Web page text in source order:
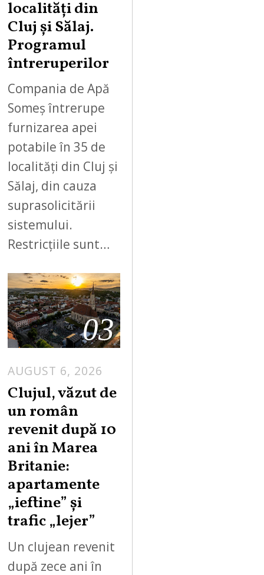
localități din
Cluj și Sălaj.
Programul
întreruperilor
Compania de Apă
Someș întrerupe
furnizarea apei
potabile în 35 de
localități din Cluj și
Sălaj, din cauza
suprasolicitării
sistemului.
Restricțiile sunt…
03
AUGUST 6, 2026
Clujul, văzut de
un român
revenit după 10
ani în Marea
Britanie:
apartamente
„ieftine” și
trafic „lejer”
Un clujean revenit
după zece ani în